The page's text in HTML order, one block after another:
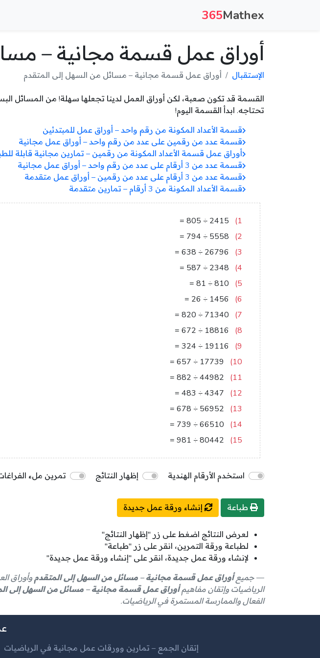
365Mathex
أوراق عمل قسمة مجانية –
الإستقبال أوراق عمل قسمة مجانية – مسائل من السهل إلى المتقدم
تحتاجه. ابدأ القسمة اليوم!
قسمة الأعداد المكونة من رقم واحد – أوراق عمل للمبتدئين
قسمة عدد من رقمين على عدد من رقم واحد – أوراق عمل مجانية
أوراق عمل قسمة الأعداد المكونة من رقمين – تمارين مجانية قابلة
قسمة عدد من 3 أرقام على عدد من رقم واحد – أوراق عمل مجانية
قسمة عدد من 3 أرقام على عدد من رقمين – أوراق عمل متقدمة
قسمة الأعداد المكونة من 3 أرقام – تمارين متقدمة
1)
2415
÷
805
=
2)
5558
÷
794
=
3)
26796
÷
638
=
4)
2348
÷
587
=
5)
810
÷
81
=
6)
1456
÷
26
=
7)
71340
÷
820
=
8)
18816
÷
672
=
9)
19116
÷
324
=
10)
17739
÷
657
=
11)
44982
÷
882
=
12)
4347
÷
483
=
13)
56952
÷
678
=
14)
66510
÷
739
=
15)
80442
÷
981
=
استخدم الأرقام الهندية إظهار النتائج تمرين ملء
طباعة إنشاء ورقة عمل جديدة
لعرض النتائج اضغط على زر "إظهار النتائج"
لطباعة ورقة التمرين، انقر على زر "طباعة"
لإنشاء ورقة عمل جديدة، انقر على "إنشاء ورقة عمل جديدة"
جميعأوراق عمل قسمة مجانية – مسائل من السهل إلى المتقدموأوراق
الرياضيات وإتقان مفاهيمأوراق عمل قسمة مجانية – مسائل من السهل إلى
الفعال والممارسة المستمرة في الرياضيات.
إتقان الجمع – تمارين وورقات عمل مجانية في الرياضيات